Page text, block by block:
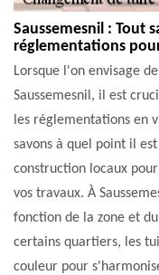
Saussemesnil : Tout
réglementations
Lorsque l'on envisage
Saussemesnil, il est
les réglementations en
savons à quel point il
construction locaux
vos travaux. À
fonction de la zone et
certains quartiers, les
couleur pour